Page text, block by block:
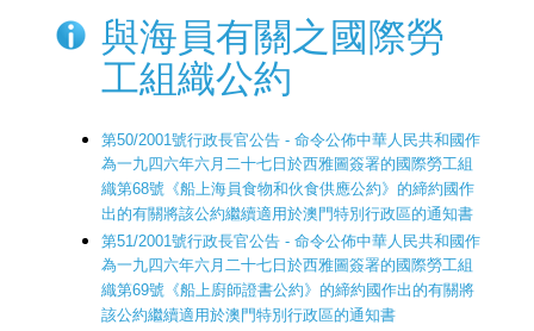
與海員有關之國際勞
工組織公約
第50/2001號行政長官公告 - 命令公佈中華人民共和國作
為一九四六年六月二十七日於西雅圖簽署的國際勞工組
織第68號《船上海員食物和伙食供應公約》的締約國作
出的有關將該公約繼續適用於澳門特別行政區的通知書
第51/2001號行政長官公告 - 命令公佈中華人民共和國作
為一九四六年六月二十七日於西雅圖簽署的國際勞工組
織第69號《船上廚師證書公約》的締約國作出的有關將
該公約繼續適用於澳門特別行政區的通知書